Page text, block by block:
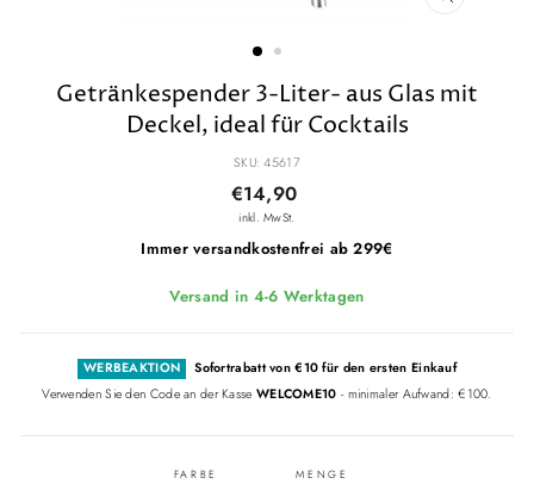
Getränkespender 3-Liter- aus Glas mit
Deckel, ideal für Cocktails
SKU: 45617
Normaler
Preis
€14,90
inkl. MwSt.
Immer versandkostenfrei ab 299€
Versand in 4-6 Werktagen
WERBEAKTION
Sofortrabatt von €10 für den ersten Einkauf
Verwenden Sie den Code an der Kasse WELCOME10 - minimaler Aufwand: €100.
FARBE MENGE